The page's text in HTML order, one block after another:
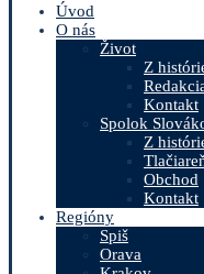
Úvod
O nás
Život
Z
Kontakt
Spolok
Z
Obchod
Kontakt
Regióny
Spiš
Orava